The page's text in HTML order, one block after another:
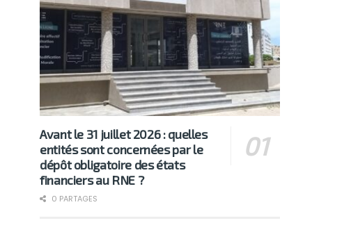
Avant le 31 juillet 2026 : quelles
entités sont concernées par le
dépôt obligatoire des états
financiers au RNE ?
0 PARTAGES